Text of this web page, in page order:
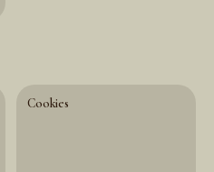
Cookies